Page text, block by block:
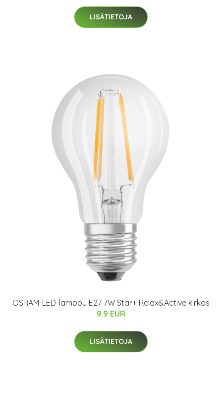
LISÄTIETOJA
OSRAM-LED-lamppu E27 7W Star+ Relax&Active kirkas
9.9 EUR
LISÄTIETOJA